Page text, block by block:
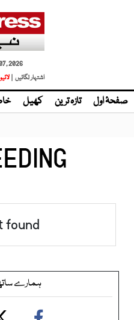
2026
اشتہار لگائیں |
صفحۂ اول تازہ ترین کھیل
found
ہمارے